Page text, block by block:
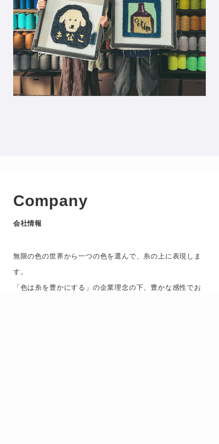
Company
会社情報
無限の色の世界から一つの色を選んで、糸の上に表現しま
す。
「色は糸を豊かにする」の企業理念の下、豊かな感性でお